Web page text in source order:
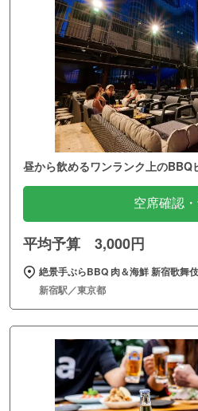
昼から飲めるワンランク上のBBQ
空席確認
平均予算 3,000円
絶景手ぶらBBQ 肉＆海鮮 新宿歌舞
新宿駅／東京都